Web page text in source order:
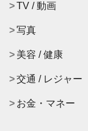
TV / 動画
写真
美容 / 健康
交通 / レジャー
お金・マネー